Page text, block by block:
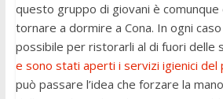
questo gruppo di giovani è
tornare a dormire a Cona. In ogni
possibile per ristorarli al di fuori delle
e sono stati aperti i servizi igienici del
può passare l’idea che forzare la